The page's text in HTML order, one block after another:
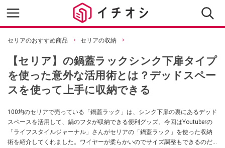
セリアのおすすめ商品 セリアの収納
【セリア】の鍋蓋ラックシンク下扉タイプ
を使った意外な活用術とは？デッドスペー
スを使って上手に収納できる
100均のセリアで売っている「鍋蓋ラック」は、シンク下扉の裏にあるデッド
スペースを活用して、鍋のフタが収納できる便利グッズ。今回はYoutuberの
「ライフスタイルジャーナル」さんがセリアの「鍋蓋ラック」を使った収納
術を紹介してくれました。ワイヤーが柔らかいのでサイズ調整もできるのだ